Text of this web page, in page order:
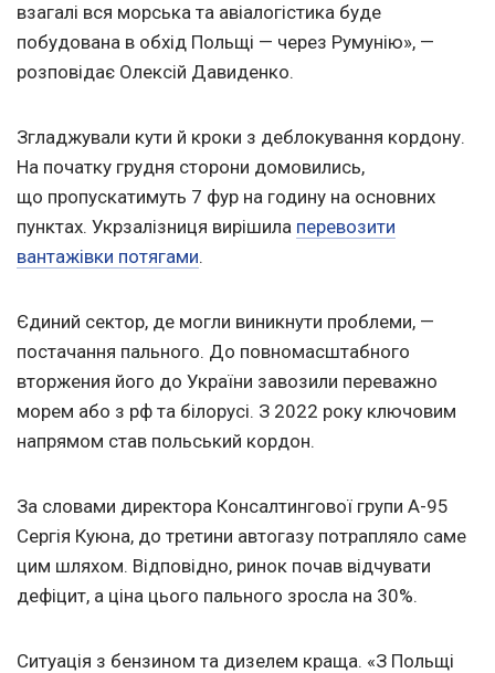
взагалі вся морська та авіалогістика буде
побудована в обхід Польщі — через Румунію», —
розповідає Олексій Давиденко.
Згладжували кути й кроки з деблокування кордону.
На початку грудня сторони домовились,
що пропускатимуть 7 фур на годину на основних
пунктах. Укрзалізниця вирішила перевозити
вантажівки потягами.
Єдиний сектор, де могли виникнути проблеми, —
постачання пального. До повномасштабного
вторжения його до України завозили переважно
морем або з рф та білорусі. З 2022 року ключовим
напрямом став польський кордон.
За словами директора Консалтингової групи А-95
Сергія Куюна, до третини автогазу потрапляло саме
цим шляхом. Відповідно, ринок почав відчувати
дефіцит, а ціна цього пального зросла на 30%.
Ситуація з бензином та дизелем краща. «З Польщі